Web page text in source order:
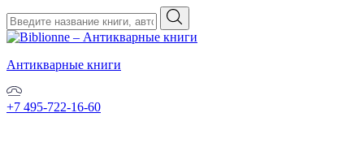
Антикварные книги
+7 495-722-16-60